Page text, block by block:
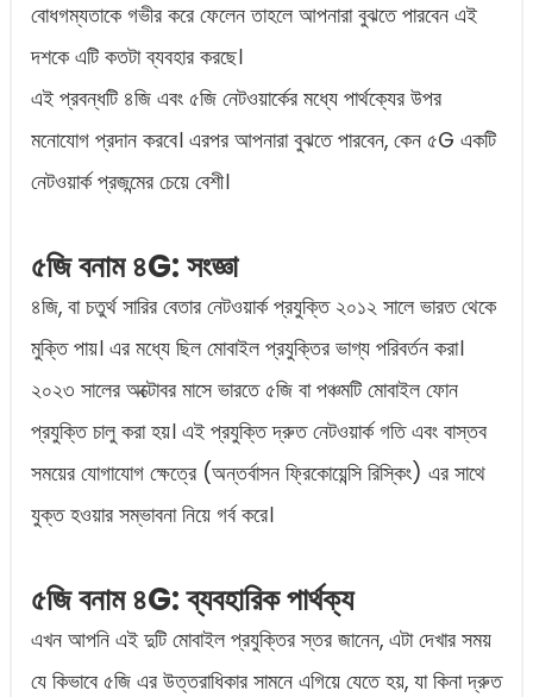
বোধগম্যতাকে গভীর করে ফেলেন তাহলে আপনারা বুঝতে পারবেন এই
দশকে এটি কতটা ব্যবহার করছে।
এই প্রবন্ধটি ৪জি এবং ৫জি নেটওয়ার্কের মধ্যে পার্থক্যের উপর
মনোযোগ প্রদান করবে। এরপর আপনারা বুঝতে পারবেন, কেন ৫G একটি
নেটওয়ার্ক প্রজন্মের চেয়ে বেশী।
৫জি বনাম ৪G: সংজ্ঞা
৪জি, বা চতুর্থ সারির বেতার নেটওয়ার্ক প্রযুক্তি ২০১২ সালে ভারত থেকে
মুক্তি পায়। এর মধ্যে ছিল মোবাইল প্রযুক্তির ভাগ্য পরিবর্তন করা।
২০২৩ সালের অক্টোবর মাসে ভারতে ৫জি বা পঞ্চমটি মোবাইল ফোন
প্রযুক্তি চালু করা হয়। এই প্রযুক্তি দ্রুত নেটওয়ার্ক গতি এবং বাস্তব
সময়ের যোগাযোগ ক্ষেত্রে (অন্তর্বাসন ফ্রিকোয়েন্সি রিস্কিং) এর সাথে
যুক্ত হওয়ার সম্ভাবনা নিয়ে গর্ব করে।
৫জি বনাম ৪G: ব্যবহারিক পার্থক্য
এখন আপনি এই দুটি মোবাইল প্রযুক্তির স্তর জানেন, এটা দেখার সময়
যে কিভাবে ৫জি এর উত্তরাধিকার সামনে এগিয়ে যেতে হয়, যা কিনা দ্রুত